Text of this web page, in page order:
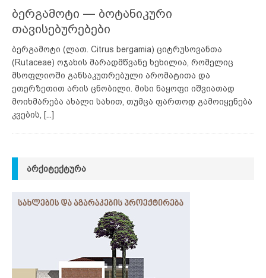
ბერგამოტი — ბოტანიკური
თავისებურებები
ბერგამოტი (ლათ. Citrus bergamia) ციტრუსოვანთა
(Rutaceae) ოჯახის მარადმწვანე ხეხილია, რომელიც
მსოფლიოში განსაკუთრებული არომატითა და
ეთერზეთით არის ცნობილი. მისი ნაყოფი იშვიათად
მოიხმარება ახალი სახით, თუმცა ფართოდ გამოიყენება
კვების, [...]
ᲐᲠᲥᲘᲢᲔᲥᲢᲣᲠᲐ